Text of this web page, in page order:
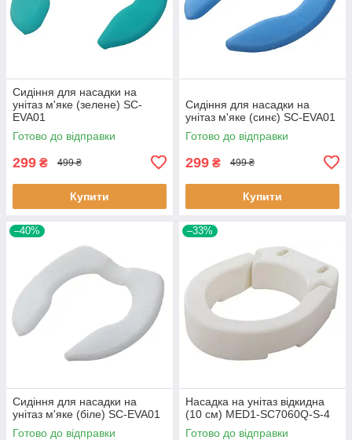
Сидіння для насадки на
унітаз м'яке (зелене) SC-
EVA01
Готово до відправки
299 ₴ 499 ₴
Купити
Сидіння для насадки на
унітаз м'яке (синє) SC-EVA01
Готово до відправки
299 ₴ 499 ₴
Купити
–40%
Сидіння для насадки на
унітаз м'яке (біле) SC-EVA01
Готово до відправки
–33%
Насадка на унітаз відкидна
(10 см) MED1-SC7060Q-S-4
Готово до відправки